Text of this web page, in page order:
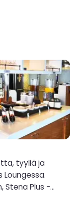
tyyliä ja
Loungessa.
Stena Plus -